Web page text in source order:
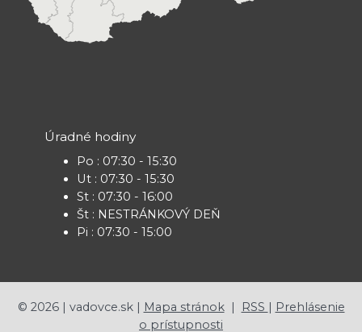
Úradné hodiny
Po : 07:30 - 15:30
Ut : 07:30 - 15:30
St : 07:30 - 16:00
Št : NESTRÁNKOVÝ DEŇ
Pi : 07:30 - 15:00
© 2026| vadovce.sk | Mapa stránok| RSS | Prehlásenie
o prístupnosti